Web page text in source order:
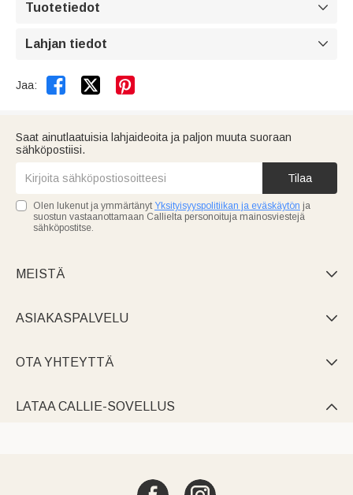
Tuotetiedot 
Lahjan tiedot 
Jaa:  
Saat ainutlaatuisia lahjaideoita ja paljon muuta suoraan
sähköpostiisi.
Tilaa
Olen lukenut ja ymmärtänyt Yksityisyyspolitiikan ja eväskäytön ja
suostun vastaanottamaan Callielta personoituja mainosviestejä
sähköpostitse.
MEISTÄ 
ASIAKASPALVELU 
OTA YHTEYTTÄ 
LATAA CALLIE-SOVELLUS 